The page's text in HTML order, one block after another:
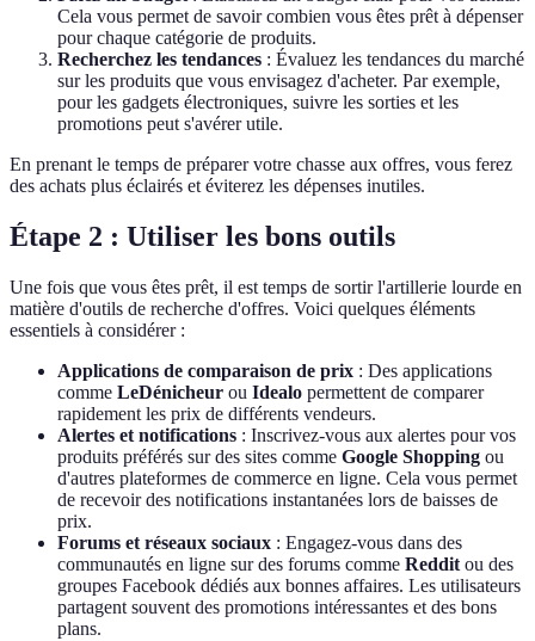
Cela vous permet de savoir combien vous êtes prêt à dépenser
pour chaque catégorie de produits.
Recherchez les tendances : Évaluez les tendances du marché
sur les produits que vous envisagez d'acheter. Par exemple,
pour les gadgets électroniques, suivre les sorties et les
promotions peut s'avérer utile.
En prenant le temps de préparer votre chasse aux offres, vous ferez
des achats plus éclairés et éviterez les dépenses inutiles.
Étape 2 : Utiliser les bons outils
Une fois que vous êtes prêt, il est temps de sortir l'artillerie lourde en
matière d'outils de recherche d'offres. Voici quelques éléments
essentiels à considérer :
Applications de comparaison de prix : Des applications
comme LeDénicheur ou Idealo permettent de comparer
rapidement les prix de différents vendeurs.
Alertes et notifications : Inscrivez-vous aux alertes pour vos
produits préférés sur des sites comme Google Shopping ou
d'autres plateformes de commerce en ligne. Cela vous permet
de recevoir des notifications instantanées lors de baisses de
prix.
Forums et réseaux sociaux : Engagez-vous dans des
communautés en ligne sur des forums comme Reddit ou des
groupes Facebook dédiés aux bonnes affaires. Les utilisateurs
partagent souvent des promotions intéressantes et des bons
plans.